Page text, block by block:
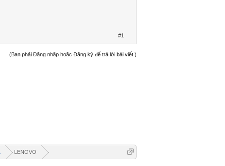
#1
(Bạn phải Đăng nhập hoặc Đăng ký để trả lời bài viết.)
LENOVO